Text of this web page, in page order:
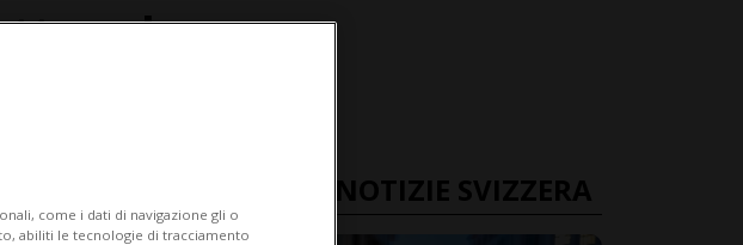
la
il
ULTIME NOTIZIE SVIZZERA
come i dati di navigazione gli o
abiliti le tecnologie di tracciamento